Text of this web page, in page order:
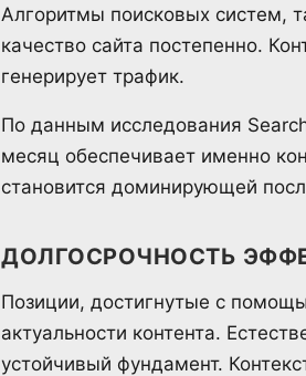
Алгоритмы поисковых систем,
качество сайта постепенно.
генерирует трафик.
По данным исследования
месяц обеспечивает именно
становится доминирующей
ДОЛГОСРОЧНОСТЬ
Позиции, достигнутые с
актуальности контента.
устойчивый фундамент.